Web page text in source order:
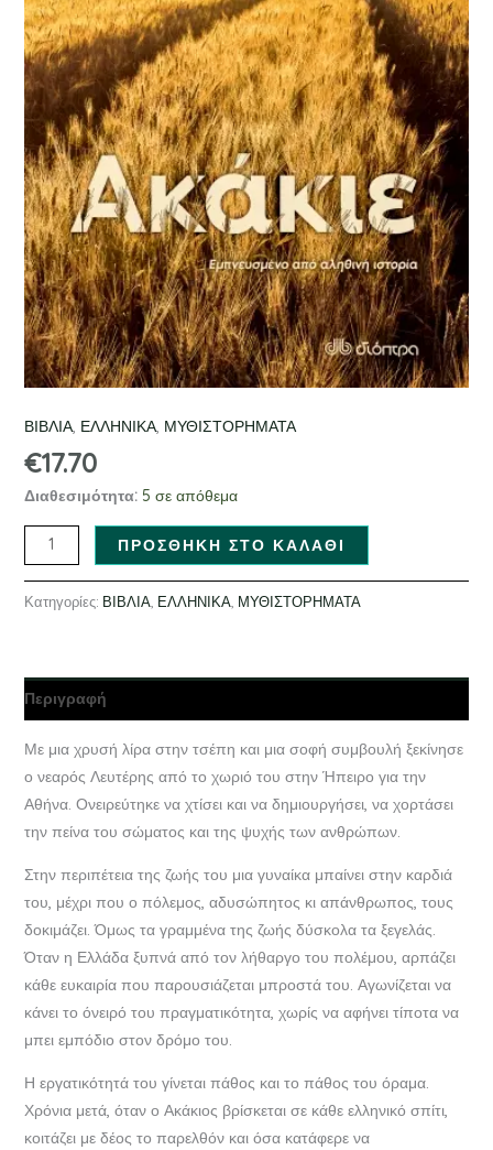
ΒΙΒΛΙΑ, ΕΛΛΗΝΙΚΑ, ΜΥΘΙΣΤΟΡΗΜΑΤΑ
€17.70
Διαθεσιμότητα: 5 σε απόθεμα
ΠΡΟΣΘΉΚΗ ΣΤΟ ΚΑΛΆΘΙ
Κατηγορίες: ΒΙΒΛΙΑ, ΕΛΛΗΝΙΚΑ, ΜΥΘΙΣΤΟΡΗΜΑΤΑ
Περιγραφή
Με μια χρυσή λίρα στην τσέπη και μια σοφή συμβουλή ξεκίνησε
ο νεαρός Λευτέρης από το χωριό του στην Ήπειρο για την
Αθήνα. Ονειρεύτηκε να χτίσει και να δημιουργήσει, να χορτάσει
την πείνα του σώματος και της ψυχής των ανθρώπων.
Στην περιπέτεια της ζωής του μια γυναίκα μπαίνει στην καρδιά
του, μέχρι που ο πόλεμος, αδυσώπητος κι απάνθρωπος, τους
δοκιμάζει. Όμως τα γραμμένα της ζωής δύσκολα τα ξεγελάς.
Όταν η Ελλάδα ξυπνά από τον λήθαργο του πολέμου, αρπάζει
κάθε ευκαιρία που παρουσιάζεται μπροστά του. Αγωνίζεται να
κάνει το όνειρό του πραγματικότητα, χωρίς να αφήνει τίποτα να
μπει εμπόδιο στον δρόμο του.
Η εργατικότητά του γίνεται πάθος και το πάθος του όραμα.
Χρόνια μετά, όταν ο Ακάκιος βρίσκεται σε κάθε ελληνικό σπίτι,
κοιτάζει με δέος το παρελθόν και όσα κατάφερε να